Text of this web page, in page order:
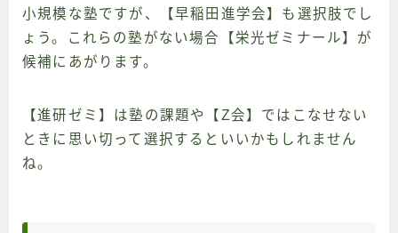
小規模な塾ですが、【早稲田進学会】も選択肢でし
ょう。これらの塾がない場合【栄光ゼミナール】が
候補にあがります。
【進研ゼミ】は塾の課題や【Z会】ではこなせない
ときに思い切って選択するといいかもしれません
ね。